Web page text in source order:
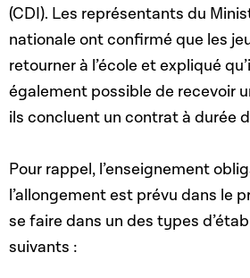
(CDI). Les représentants du
nationale ont confirmé que les
retourner à l’école et expliqué
également possible de recevoir
ils concluent un contrat à durée
Pour rappel, l’enseignement
l’allongement est prévu dans le
se faire dans un des types
suivants :